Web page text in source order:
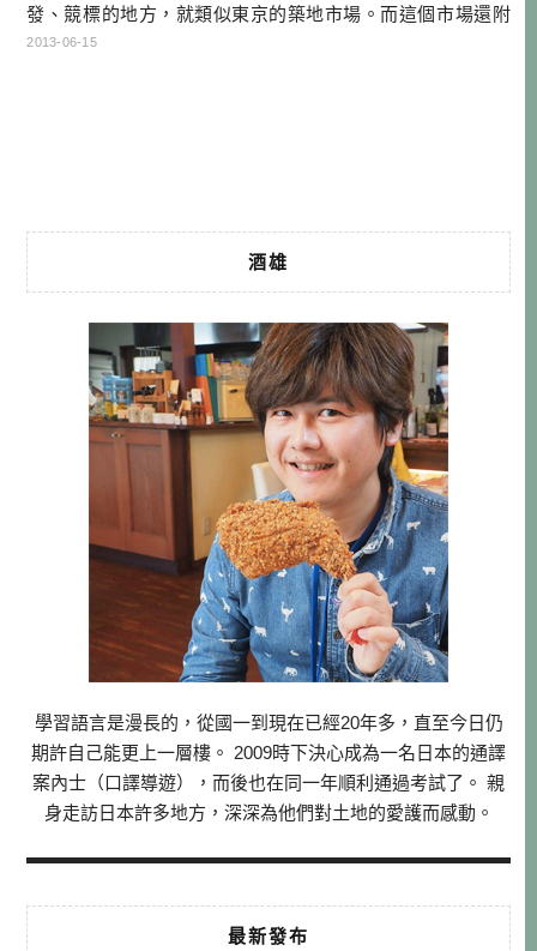
發、競標的地方，就類似東京的築地市場。而這個市場還附
設一個『場外市場』，聚集有60個店家，以販售卸賣市場標
2013-06-15
酒雄
學習語言是漫長的，從國一到現在已經20年多，直至今日仍
期許自己能更上一層樓。 2009時下決心成為一名日本的通譯
案內士（口譯導遊），而後也在同一年順利通過考試了。 親
身走訪日本許多地方，深深為他們對土地的愛護而感動。
最新發布